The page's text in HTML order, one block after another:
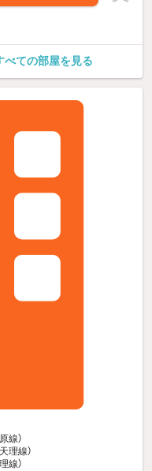
ての部屋を見る
線）
理線）
線）